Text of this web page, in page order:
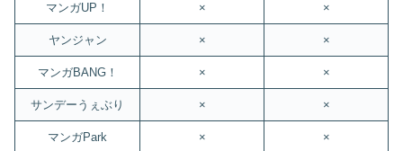
マンガUP！ × ×
ヤンジャン × ×
マンガBANG！ × ×
サンデーうぇぶり × ×
マンガPark × ×